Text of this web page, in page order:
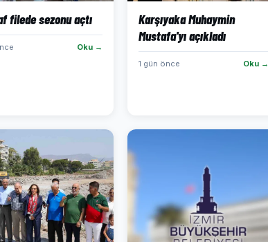
filede sezonu açtı
Oku →
Karşıyaka Muhaymin
Mustafa'yı açıkladı
1 gün önce Oku →